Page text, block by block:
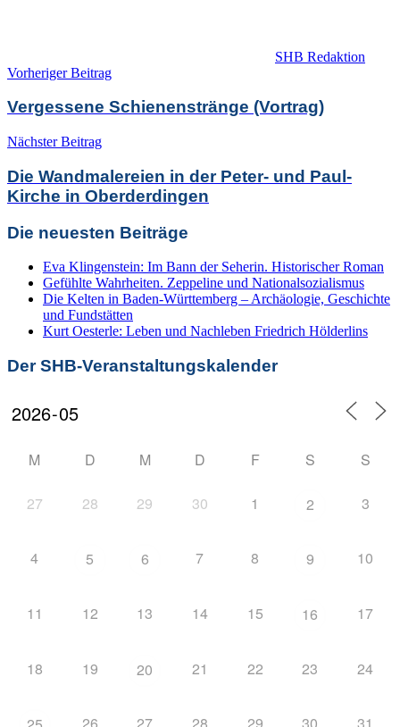
SHB Redaktion
Beitragsnavigation
Vorheriger Beitrag
Vergessene Schienenstränge (Vortrag)
Nächster Beitrag
Die Wandmalereien in der Peter- und Paul-
Kirche in Oberderdingen
Die neuesten Beiträge
Eva Klingenstein: Im Bann der Seherin. Historischer Roman
Gefühlte Wahrheiten. Zeppeline und Nationalsozialismus
Die Kelten in Baden-Württemberg – Archäologie, Geschichte
und Fundstätten
Kurt Oesterle: Leben und Nachleben Friedrich Hölderlins
Der SHB-Veranstaltungskalender
M D M D F S S
27 28 29 30 1 2 3
4 5 6 7 8 9 10
11 12 13 14 15 16 17
18 19 20 21 22 23 24